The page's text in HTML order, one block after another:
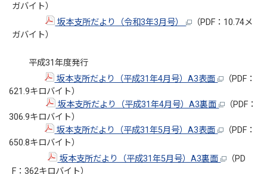
ガバイト）
坂本支所だより（令和3年3月号）
（PDF：10.74メ
ガバイト）
平成31年度発行
坂本支所だより（平成31年4月号）A3表面
（PDF：
621.9キロバイト）
坂本支所だより（平成31年4月号）A3裏面
（PDF：
306.9キロバイト）
坂本支所だより（平成31年5月号）A3表面
（PDF：
650.8キロバイト）
坂本支所だより（平成31年5月号）A3裏面
（PD
F：362キロバイト）